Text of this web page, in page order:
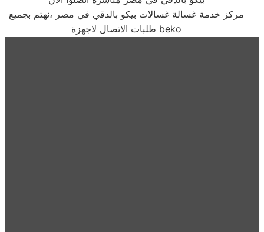
مركز خدمة غسالة غسالات بيكو بالدقي في مصر ،نهتم بجميع
طلبات الاتصال لاجهزة beko